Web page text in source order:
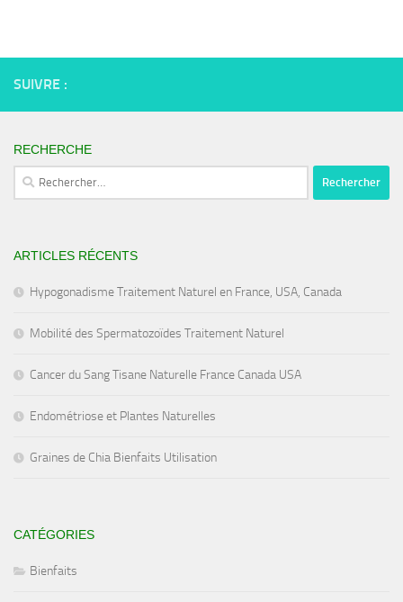
SUIVRE :
RECHERCHE
Rechercher :
ARTICLES RÉCENTS
Hypogonadisme Traitement Naturel en France, USA, Canada
Mobilité des Spermatozoïdes Traitement Naturel
Cancer du Sang Tisane Naturelle France Canada USA
Endométriose et Plantes Naturelles
Graines de Chia Bienfaits Utilisation
CATÉGORIES
Bienfaits